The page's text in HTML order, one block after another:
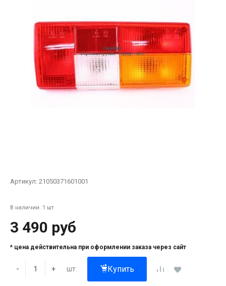
Артикул: 21050371601001
В наличии: 1 шт
3 490 руб
* цена действительна при оформлении заказа через сайт
- + шт. Купить